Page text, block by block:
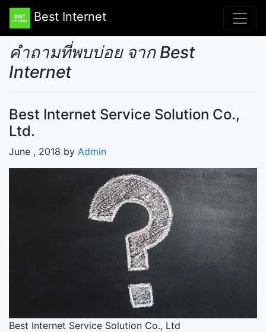
Best Internet
คำถามที่พบบ่อย จาก Best
Internet
Best Internet Service Solution Co.,
Ltd.
June , 2018 by Admin
Best Internet Service Solution Co., Ltd